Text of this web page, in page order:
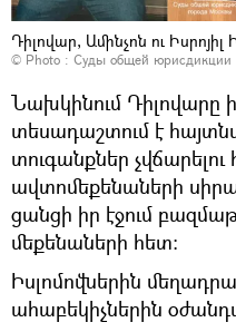
Դիլովար, Ամինչոն ու Իսրոյիլ
© Photo : Суды общей юрисдикции
Նախկինում Դիլովարը
տեսադաշտում է
տուգանքներ
ավտոմեքենաների
ցանցի իր էջում
մեքենաների հետ։
Իսլոմովներին
ահաբեկիչներին